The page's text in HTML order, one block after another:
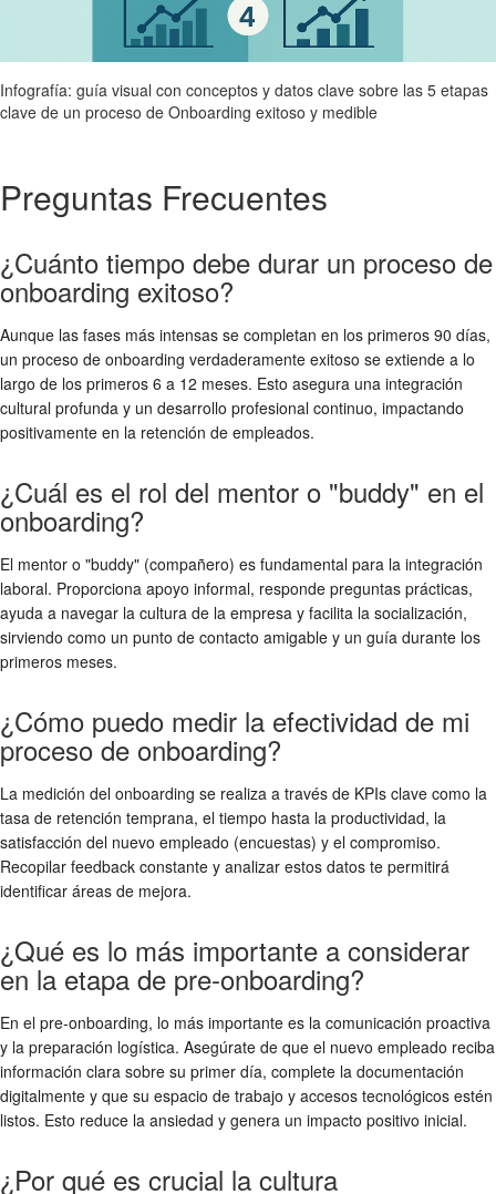
Infografía: guía visual con conceptos y datos clave sobre las 5 etapas
clave de un proceso de Onboarding exitoso y medible
Preguntas Frecuentes
¿Cuánto tiempo debe durar un proceso de
onboarding exitoso?
Aunque las fases más intensas se completan en los primeros 90 días,
un proceso de onboarding verdaderamente exitoso se extiende a lo
largo de los primeros 6 a 12 meses. Esto asegura una integración
cultural profunda y un desarrollo profesional continuo, impactando
positivamente en la retención de empleados.
¿Cuál es el rol del mentor o "buddy" en el
onboarding?
El mentor o "buddy" (compañero) es fundamental para la integración
laboral. Proporciona apoyo informal, responde preguntas prácticas,
ayuda a navegar la cultura de la empresa y facilita la socialización,
sirviendo como un punto de contacto amigable y un guía durante los
primeros meses.
¿Cómo puedo medir la efectividad de mi
proceso de onboarding?
La medición del onboarding se realiza a través de KPIs clave como la
tasa de retención temprana, el tiempo hasta la productividad, la
satisfacción del nuevo empleado (encuestas) y el compromiso.
Recopilar feedback constante y analizar estos datos te permitirá
identificar áreas de mejora.
¿Qué es lo más importante a considerar
en la etapa de pre-onboarding?
En el pre-onboarding, lo más importante es la comunicación proactiva
y la preparación logística. Asegúrate de que el nuevo empleado reciba
información clara sobre su primer día, complete la documentación
digitalmente y que su espacio de trabajo y accesos tecnológicos estén
listos. Esto reduce la ansiedad y genera un impacto positivo inicial.
¿Por qué es crucial la cultura